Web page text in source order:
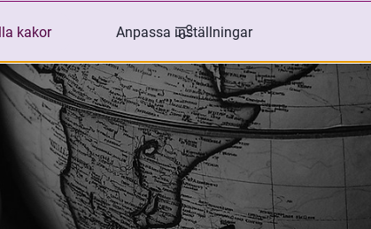
kakor Anpassa inställningar